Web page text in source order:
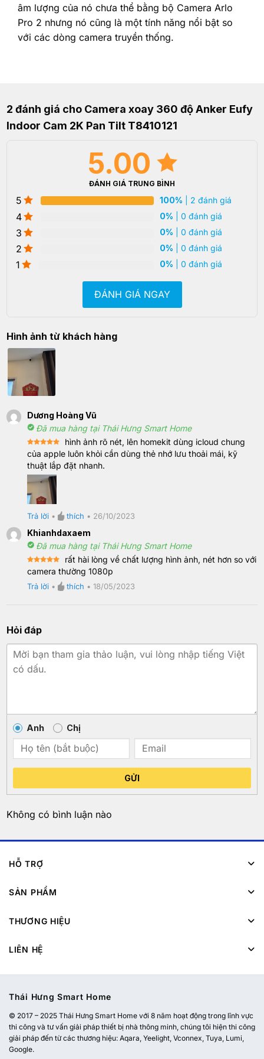
âm lượng của nó chưa thể bằng bộ Camera Arlo
Pro 2 nhưng nó cũng là một tính năng nổi bật so
với các dòng camera truyền thống.
2 đánh giá cho Camera xoay 360 độ Anker Eufy
Indoor Cam 2K Pan Tilt T8410121
5.00
ĐÁNH GIÁ TRUNG BÌNH
5 100% | 2 đánh giá
4 0% | 0 đánh giá
3 0% | 0 đánh giá
2 0% | 0 đánh giá
1 0% | 0 đánh giá
ĐÁNH GIÁ NGAY
Hình ảnh từ khách hàng
Dương Hoàng Vũ
Đã mua hàng tại Thái Hưng Smart Home
Rated5
out of 5
hình ảnh rõ nét, lên homekit dùng icloud chung
của apple luôn khỏi cần dùng thẻ nhớ lưu thoải mái, kỹ
thuật lắp đặt nhanh.
Trả lời • thích • 26/10/2023
Khianhdaxaem
Đã mua hàng tại Thái Hưng Smart Home
Rated5
out of 5
rất hài lòng về chất lượng hình ảnh, nét hơn so với
camera thường 1080p
Trả lời • thích •18/05/2023
Hỏi đáp
Anh Chị
GỬI
Không có bình luận nào
HỖ TRỢ
SẢN PHẨM
THƯƠNG HIỆU
LIÊN HỆ
Thái Hưng Smart Home
© 2017 – 2025 Thái Hưng Smart Home với 8 năm hoạt động trong lĩnh vực
thi công và tư vấn giải pháp thiết bị nhà thông minh, chúng tôi hiện thi công
giải pháp đến từ các thương hiệu: Aqara, Yeelight, Vconnex, Tuya, Lumi,
Google.